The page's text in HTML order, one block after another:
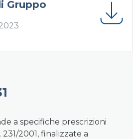
Gruppo
a specifiche prescrizioni
2001, finalizzate a